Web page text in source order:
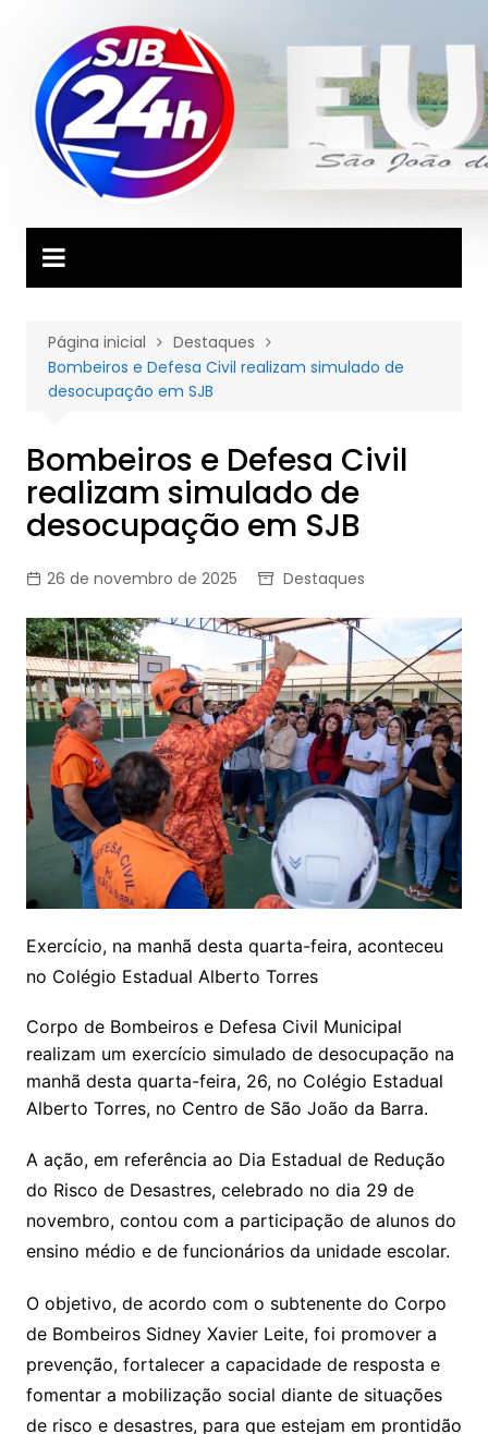
conteúdo
Página inicial
Destaques
Bombeiros e Defesa Civil realizam simulado de
desocupação em SJB
Bombeiros e Defesa Civil
realizam simulado de
desocupação em SJB
26 de novembro de 2025 Destaques
Exercício, na manhã desta quarta-feira, aconteceu
no Colégio Estadual Alberto Torres
Corpo de Bombeiros e Defesa Civil Municipal
realizam um exercício simulado de desocupação na
manhã desta quarta-feira, 26, no Colégio Estadual
Alberto Torres, no Centro de São João da Barra.
A ação, em referência ao Dia Estadual de Redução
do Risco de Desastres, celebrado no dia 29 de
novembro, contou com a participação de alunos do
ensino médio e de funcionários da unidade escolar.
O objetivo, de acordo com o subtenente do Corpo
de Bombeiros Sidney Xavier Leite, foi promover a
prevenção, fortalecer a capacidade de resposta e
fomentar a mobilização social diante de situações
de risco e desastres, para que estejam em prontidão